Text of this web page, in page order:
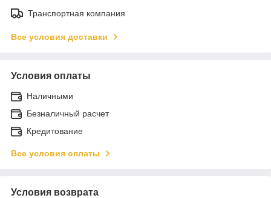
Транспортная компания
Все условия доставки
Условия оплаты
Наличными
Безналичный расчет
Кредитование
Все условия оплаты
Условия возврата